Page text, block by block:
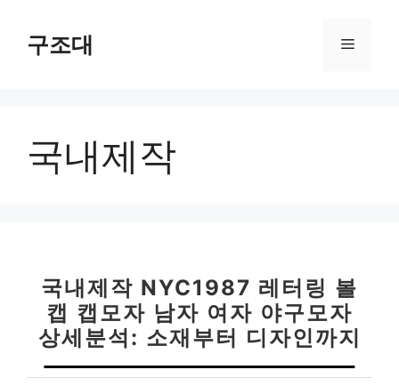
구조대 메
국내제작
국내제작 NYC1987 레터링 볼
캡 캡모자 남자 여자 야구모자
상세분석: 소재부터 디자인까지